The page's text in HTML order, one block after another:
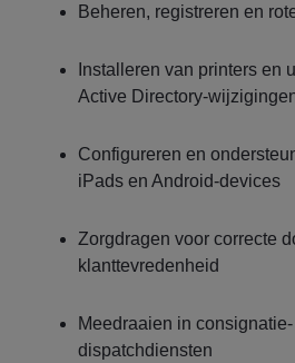
Beheren, registreren en
Installeren van printers en
Active Directory-
Configureren en
iPads en Android-devices
Zorgdragen voor correcte
klanttevredenheid
Meedraaien in
dispatchdiensten